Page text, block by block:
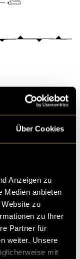
Über Cookies
Anzeigen zu
Medien anbieten
zu
zu Ihrer
Partner für
weiter. Unsere
mit